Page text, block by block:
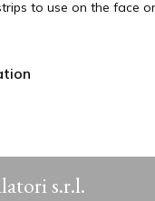
to use on the face
s.r.l.